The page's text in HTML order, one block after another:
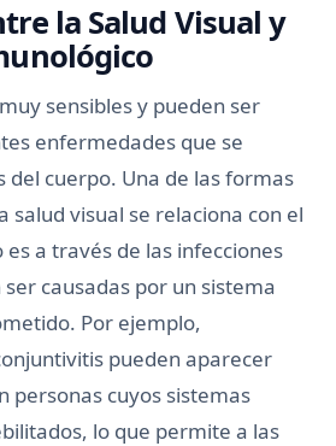
la Salud Visual y
sensibles y pueden ser
enfermedades que se
del cuerpo. Una de las formas
salud visual se relaciona con el
a través de las infecciones
causadas por un sistema
Por ejemplo,
pueden aparecer
personas cuyos sistemas
lo que permite a las